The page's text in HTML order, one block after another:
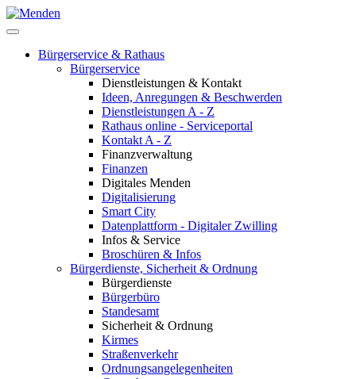
Bürgerservice & Rathaus
Bürgerservice
Dienstleistungen & Kontakt
Ideen, Anregungen & Beschwerden
Dienstleistungen A - Z
Rathaus online - Serviceportal
Kontakt A - Z
Finanzverwaltung
Finanzen
Digitales Menden
Digitalisierung
Smart City
Datenplattform - Digitaler Zwilling
Infos & Service
Broschüren & Infos
Bürgerdienste, Sicherheit & Ordnung
Bürgerdienste
Bürgerbüro
Standesamt
Sicherheit & Ordnung
Kirmes
Straßenverkehr
Ordnungsangelegenheiten